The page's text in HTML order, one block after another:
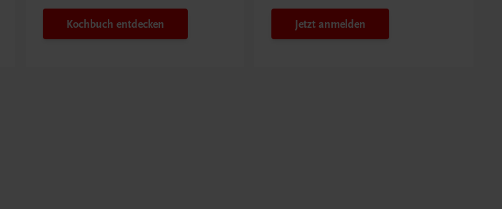
Kochbuch entdecken Jetzt anmelden